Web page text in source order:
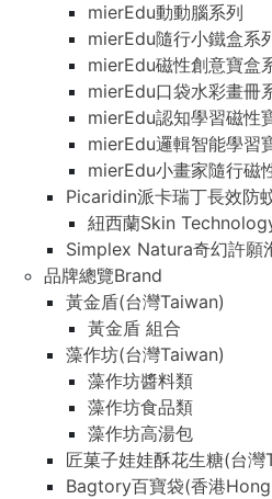
mierEdu動動腦系列
mierEdu隨行小鐵盒系
mierEdu磁性創意寶盒
mierEdu口袋水彩畫冊
mierEdu認知學習磁性
mierEdu邏輯智能學習
mierEdu小畫家隨行磁
Picaridin派卡瑞丁長效防
紐西蘭Skin
Simplex Natura奇幻許願
品牌總覽Brand
黃金盾(台灣Taiwan)
黃金盾 組合
藻作坊(台灣Taiwan)
藻作坊醬料類
藻作坊食品類
藻作坊高湯包
匠菓子娃娃酥花生糖(台灣
Bagtory百寶袋(香港